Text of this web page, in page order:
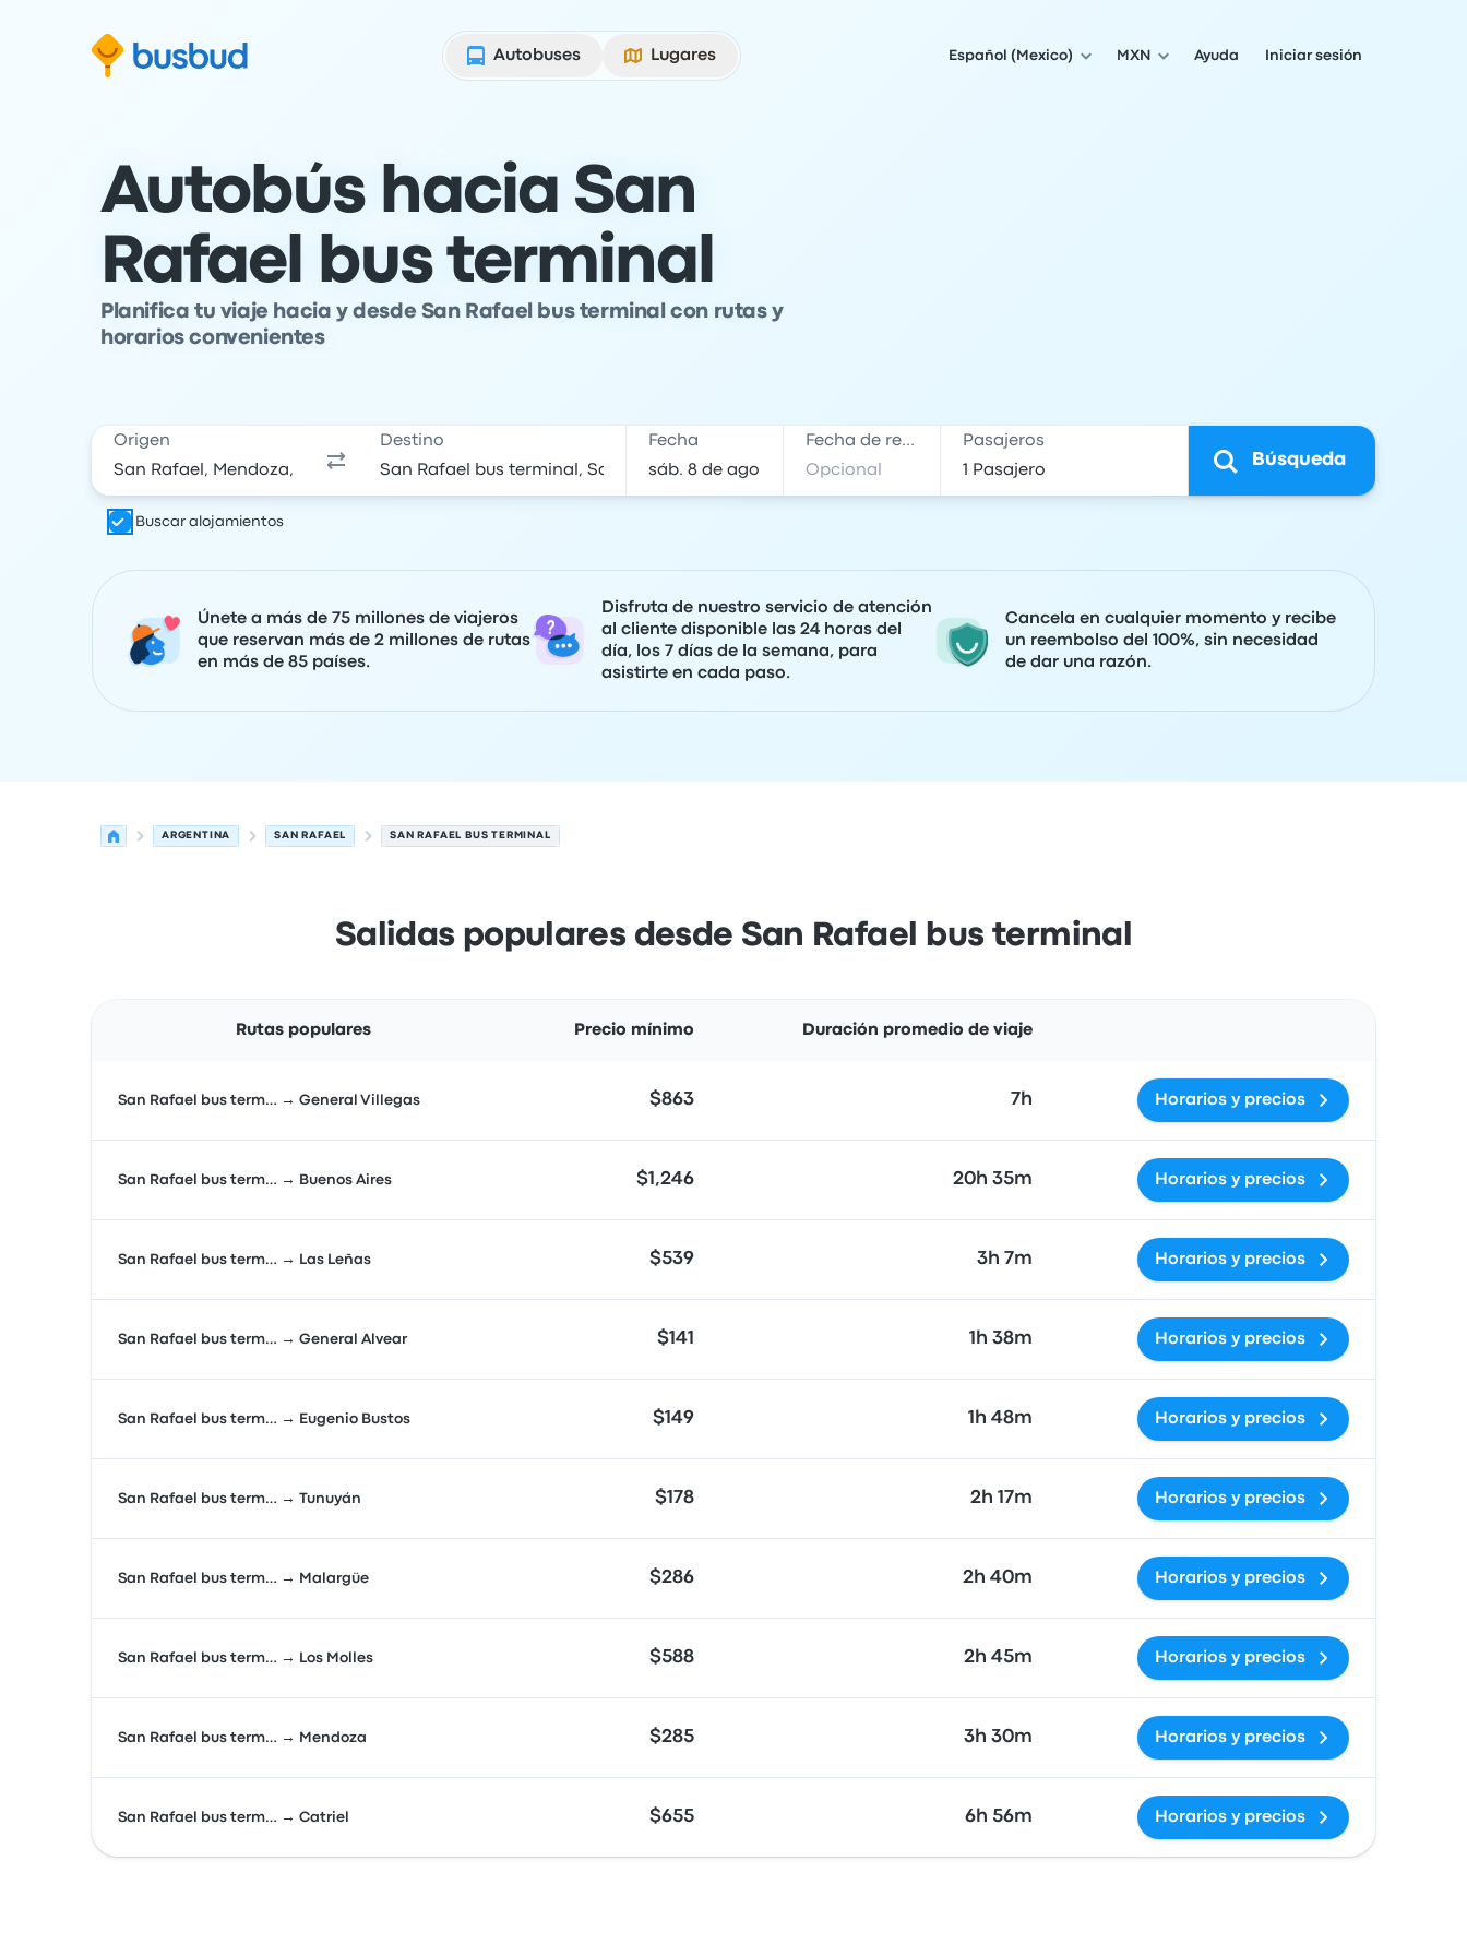
Autobuses
Lugares Español (Mexico) MXN Ayuda Iniciar sesión
Autobús hacia San
Rafael bus terminal
Planifica tu viaje hacia y desde San Rafael bus terminal con rutas y
horarios convenientes
Origen Destino Fecha Fecha de regreso Pasajeros
Búsqueda
Buscar alojamientos
Únete a más de 75 millones de viajeros
que reservan más de 2 millones de rutas
en más de 85 países.
Disfruta de nuestro servicio de atención
al cliente disponible las 24 horas del
día, los 7 días de la semana, para
asistirte en cada paso.
Cancela en cualquier momento y recibe
un reembolso del 100%, sin necesidad
de dar una razón.
ARGENTINA SAN RAFAEL SAN RAFAEL BUS TERMINAL
Salidas populares desde San Rafael bus terminal
Rutas populares Precio mínimo Duración promedio de viaje
San Rafael bus term… → General Villegas $863 7h Horarios y precios
San Rafael bus term… → Buenos Aires $1,246 20h 35m Horarios y precios
San Rafael bus term… → Las Leñas $539 3h 7m Horarios y precios
San Rafael bus term… → General Alvear $141 1h 38m Horarios y precios
San Rafael bus term… → Eugenio Bustos $149 1h 48m Horarios y precios
San Rafael bus term… → Tunuyán $178 2h 17m Horarios y precios
San Rafael bus term… → Malargüe $286 2h 40m Horarios y precios
San Rafael bus term… → Los Molles $588 2h 45m Horarios y precios
San Rafael bus term… → Mendoza $285 3h 30m Horarios y precios
San Rafael bus term… → Catriel $655 6h 56m Horarios y precios